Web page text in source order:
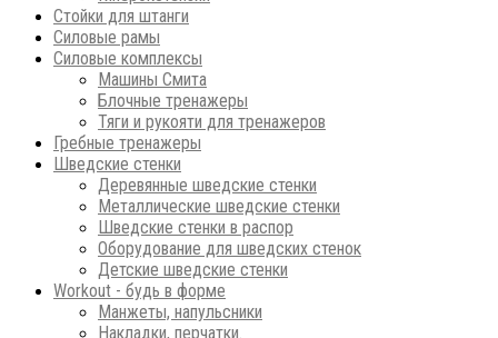
Стойки для штанги
Силовые рамы
Силовые комплексы
Машины Смита
Блочные тренажеры
Тяги и рукояти для тренажеров
Гребные тренажеры
Шведские стенки
Деревянные шведские стенки
Металлические шведские стенки
Шведские стенки в распор
Оборудование для шведских стенок
Детские шведские стенки
Workout - будь в форме
Манжеты, напульсники
Накладки, перчатки.